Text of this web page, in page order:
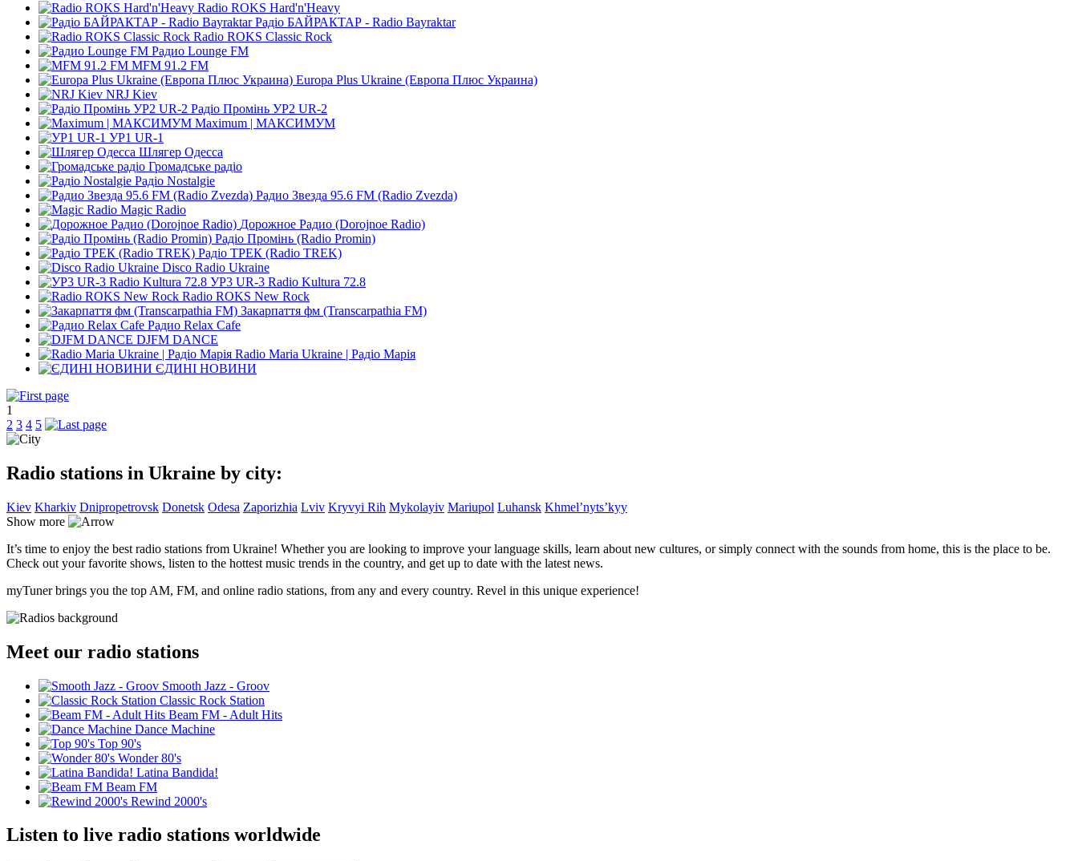
Radio ROKS Hard'n'Heavy
Радіо БАЙРАКТАР - Radio Bayraktar
Radio ROKS Classic Rock
Радио Lounge FM
MFM 91.2 FM
Europa Plus Ukraine (Европа Плюс Украина)
NRJ Kiev
Радіо Промінь УР2 UR-2
Maximum | МАКСИМУМ
УР1 UR-1
Шлягер Одесса
Громадське радіо
Радіо Nostalgie
Радио Звезда 95.6 FM (Radio Zvezda)
Magic Radio
Дорожное Радио (Dorojnoe Radio)
Радіо Промінь (Radio Promin)
Радіо ТРЕК (Radio TREK)
Disco Radio Ukraine
УР3 UR-3 Radio Kultura 72.8
Radio ROKS New Rock
Закарпаття фм (Transcarpathia FM)
Радио Relax Cafe
DJFM DANCE
Radio Maria Ukraine | Радіо Марія
ЄДИНІ НОВИНИ
1
2 3 4 5
Radio stations in Ukraine by city:
Kiev Kharkiv Dnipropetrovsk Donetsk Odesa Zaporizhia Lviv Kryvyi Rih Mykolayiv Mariupol Luhansk Khmel’nyts’kyy
Show more
It’s time to enjoy the best radio stations from Ukraine! Whether you are looking to improve your language skills, learn about new cultures, or simply connect with the sounds from home, this is the place to be.
Check out your favorite shows, listen to the hottest music trends in the country, and get up to date with the latest news.
myTuner brings you the top AM, FM, and online radio stations, from any and every country. Revel in this unique experience!
Meet our radio stations
Smooth Jazz - Groov
Classic Rock Station
Beam FM - Adult Hits
Dance Machine
Top 90's
Wonder 80's
Latina Bandida!
Beam FM
Rewind 2000's
Listen to live radio stations worldwide